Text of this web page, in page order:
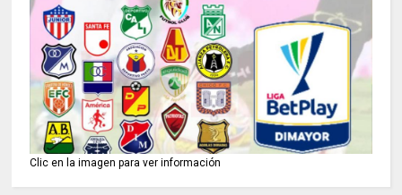
Clic en la imagen para ver información